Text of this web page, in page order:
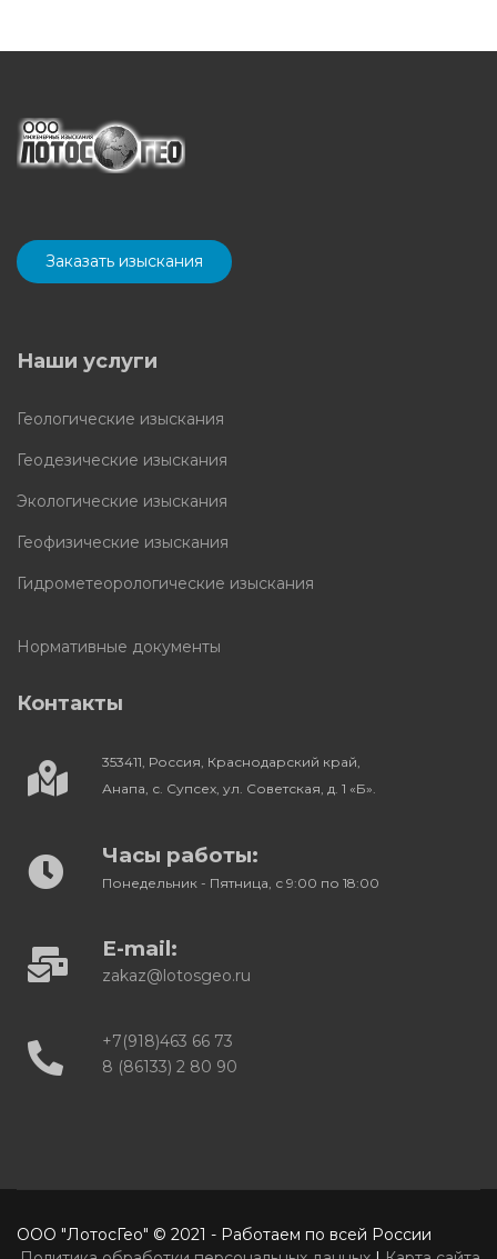
Заказать изыскания
Наши услуги
Геологические изыскания
Геодезические изыскания
Экологические изыскания
Геофизические изыскания
Гидрометеорологические изыскания
Нормативные документы
Контакты
353411, Россия, Краснодарский край,
Анапа, с. Супсех, ул. Советская, д. 1 «Б».
Часы работы:
Понедельник - Пятница, с 9:00 по 18:00
E-mail:
zakaz@lotosgeo.ru
+7(918)463 66 73
8 (86133) 2 80 90
ООО "ЛотосГео" © 2021 - Работаем по всей России